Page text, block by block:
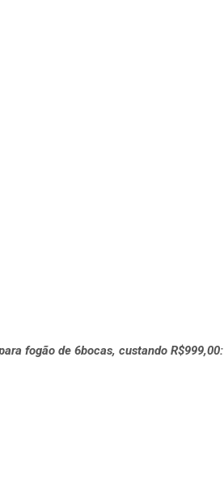
fogão de 6bocas, custando R$999,00: